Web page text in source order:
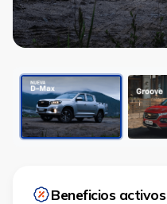
Beneficios activos